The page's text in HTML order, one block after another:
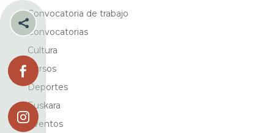



Convocatoria de trabajo
Convocatorias
Cultura
Cursos
Deportes
Euskara
Eventos